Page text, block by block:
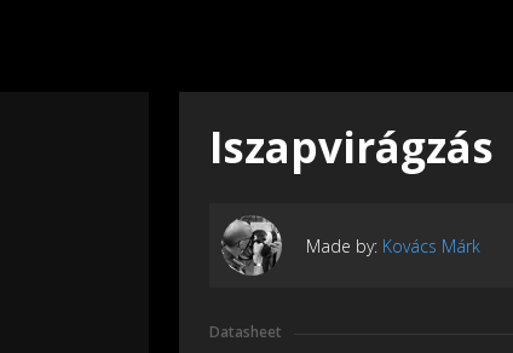
Iszapvirágzás
Made by: Kovács Márk
Datasheet